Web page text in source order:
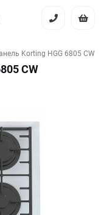
Korting HGG 6805 CW
CW